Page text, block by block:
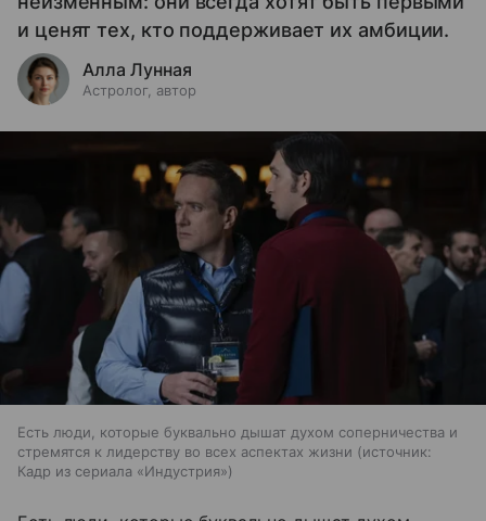
и ценят тех, кто поддерживает их амбиции.
Алла Лунная
Астролог, автор
Есть люди, которые буквально дышат духом соперничества и
стремятся к лидерству во всех аспектах жизни
источник:
Кадр из сериала «Индустрия»